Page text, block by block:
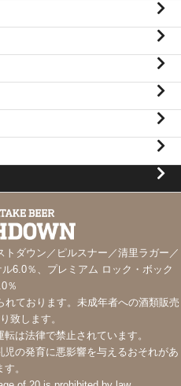
トダウン／ピルスナー／清里ラガー／
6.0％、プレミアム ロック・ボック
％
れております。未成年者への酒類販売
致します。
は法律で禁止されています。
児の発育に悪影響を与えるおそれがあ
す。